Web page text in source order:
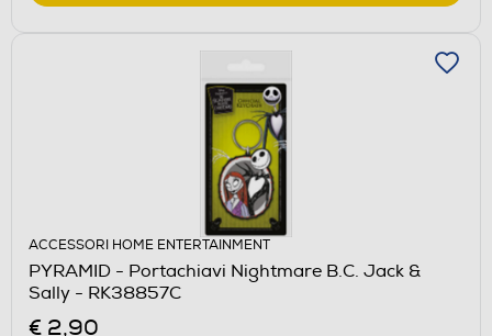
ACCESSORI HOME ENTERTAINMENT
PYRAMID - Portachiavi Nightmare B.C. Jack &
Sally - RK38857C
€ 2,90